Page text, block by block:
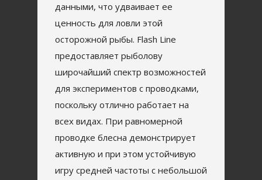
данными, что удваивает ее
ценность для ловли этой
осторожной рыбы. Flash Line
предоставляет рыболову
широчайший спектр возможностей
для экспериментов с проводками,
поскольку отлично работает на
всех видах. При равномерной
проводке блесна демонстрирует
активную и при этом устойчивую
игру средней частоты с небольшой